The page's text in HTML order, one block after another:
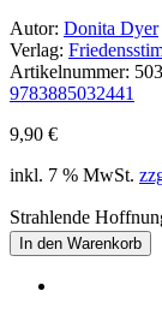
Autor: Donita Dyer
Verlag:
Artikelnummer:
9783885032441
9,90 €
inkl. 7 % MwSt.
Strahlende
In den Warenkorb